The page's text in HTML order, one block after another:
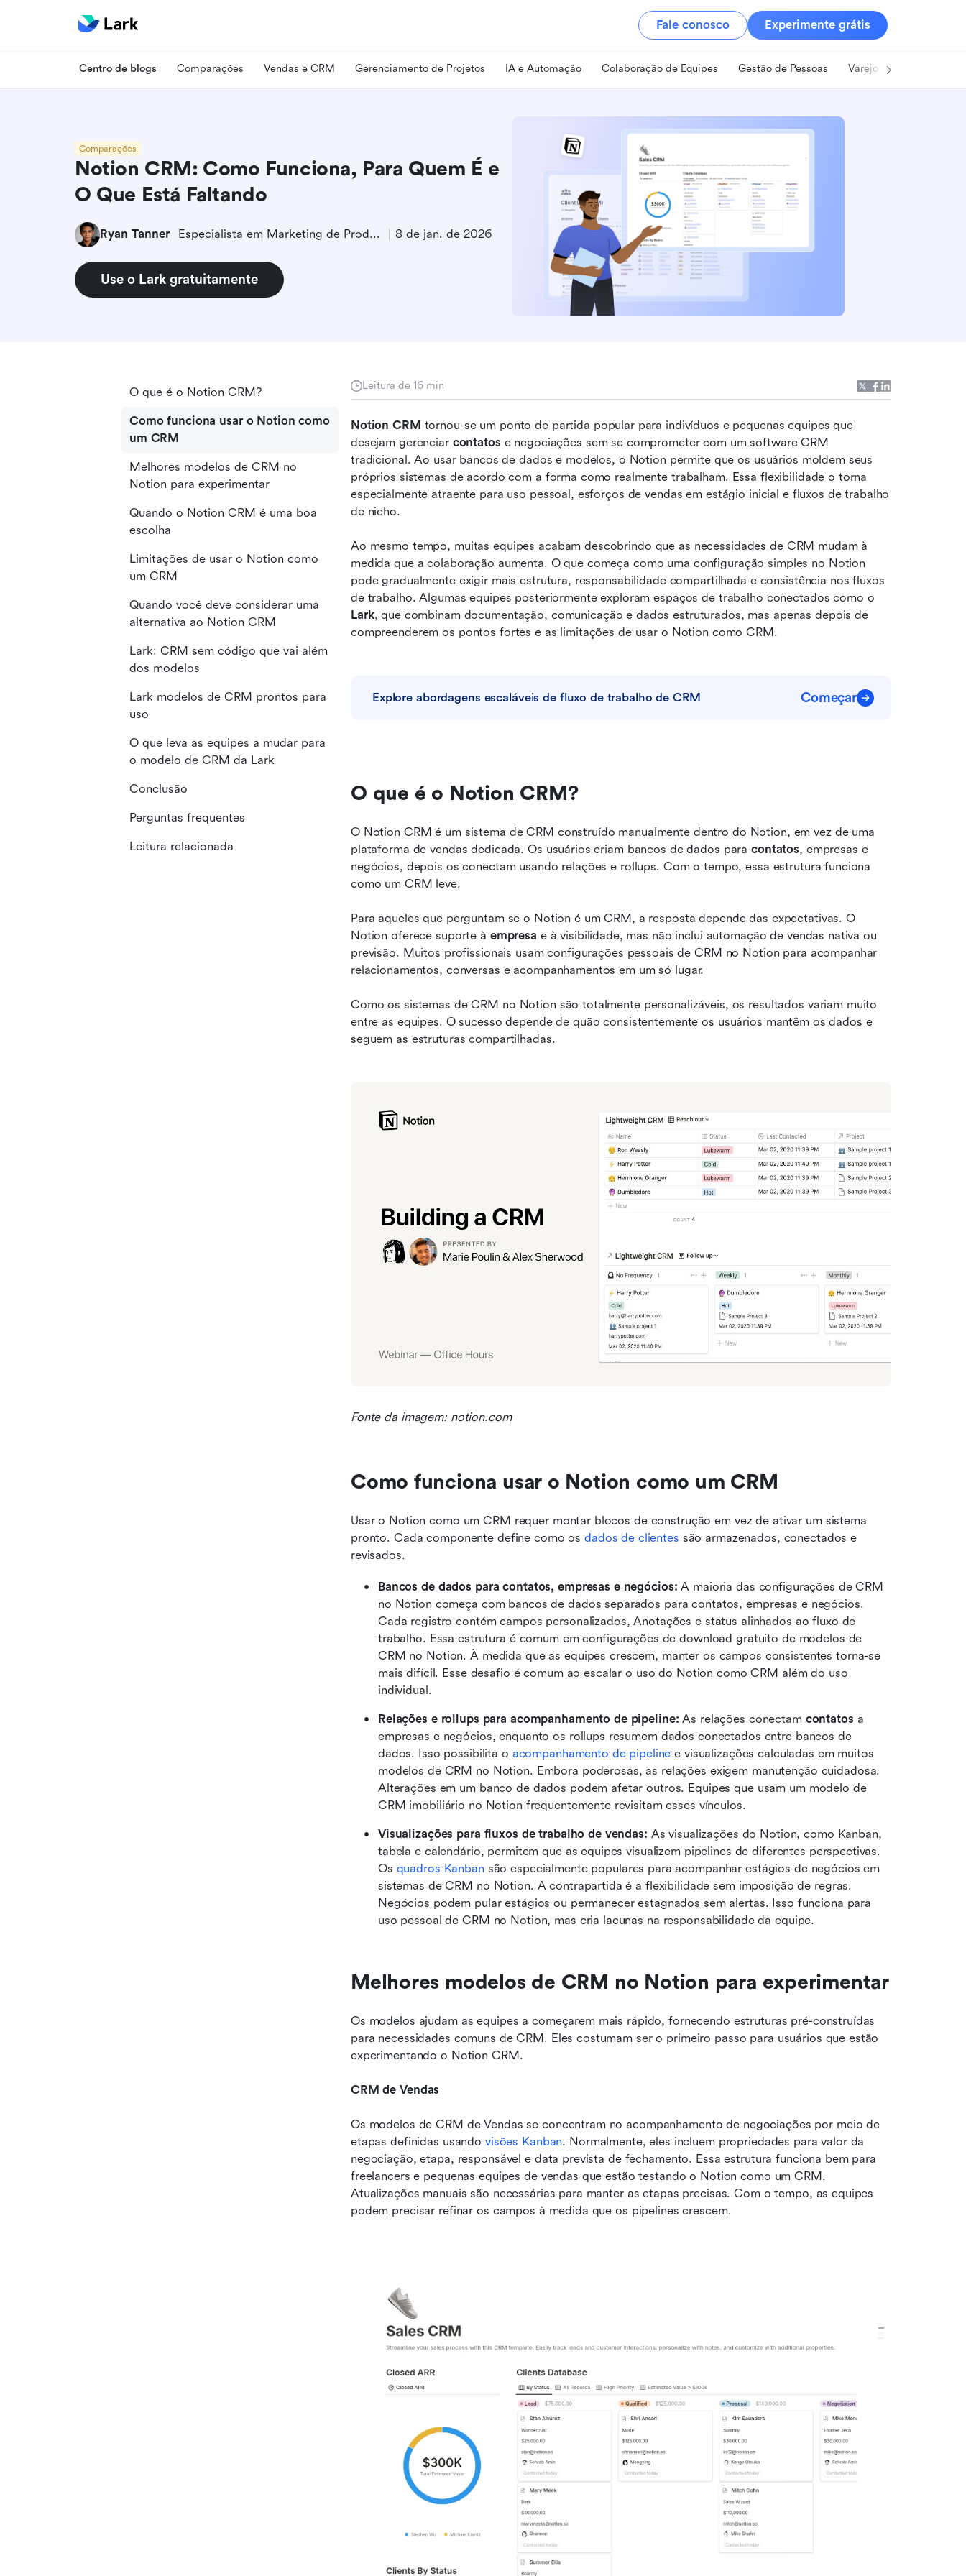
Fale conosco Experimente grátis
Centro de blogs Comparações Vendas e CRM Gerenciamento de Projetos IA e Automação Colaboração de Equipes Gestão de Pessoas Varejo
Comparações
Notion CRM: Como Funciona, Para Quem É e
O Que Está Faltando
Ryan Tanner Especialista em Marketing de Produto 8 de jan. de 2026
Use o Lark gratuitamente
Leitura de 16 min
Notion CRM tornou-se um ponto de partida popular para indivíduos e pequenas equipes que
desejam gerenciar contatos e negociações sem se comprometer com um software CRM
tradicional. Ao usar bancos de dados e modelos, o Notion permite que os usuários moldem seus
próprios sistemas de acordo com a forma como realmente trabalham. Essa flexibilidade o torna
especialmente atraente para uso pessoal, esforços de vendas em estágio inicial e fluxos de trabalho
de nicho.
Ao mesmo tempo, muitas equipes acabam descobrindo que as necessidades de CRM mudam à
medida que a colaboração aumenta. O que começa como uma configuração simples no Notion
pode gradualmente exigir mais estrutura, responsabilidade compartilhada e consistência nos fluxos
Lark, que combinam documentação, comunicação e dados estruturados, mas apenas depois de
compreenderem os pontos fortes e as limitações de usar o Notion como CRM.
Explore abordagens escaláveis de fluxo de trabalho de CRM Começar
O que é o Notion CRM?
O Notion CRM é um sistema de CRM construído manualmente dentro do Notion, em vez de uma
plataforma de vendas dedicada. Os usuários criam bancos de dados para contatos, empresas e
negócios, depois os conectam usando relações e rollups. Com o tempo, essa estrutura funciona
como um CRM leve.
Para aqueles que perguntam se o Notion é um CRM, a resposta depende das expectativas. O
Notion oferece suporte à empresa e à visibilidade, mas não inclui automação de vendas nativa ou
previsão. Muitos profissionais usam configurações pessoais de CRM no Notion para acompanhar
relacionamentos, conversas e acompanhamentos em um só lugar.
Como os sistemas de CRM no Notion são totalmente personalizáveis, os resultados variam muito
entre as equipes. O sucesso depende de quão consistentemente os usuários mantêm os dados e
seguem as estruturas compartilhadas.
Fonte da imagem: notion.com
Como funciona usar o Notion como um CRM
Usar o Notion como um CRM requer montar blocos de construção em vez de ativar um sistema
pronto. Cada componente define como os dados de clientes são armazenados, conectados e
revisados.
Bancos de dados para contatos, empresas e negócios: A maioria das configurações de CRM
no Notion começa com bancos de dados separados para contatos, empresas e negócios.
Cada registro contém campos personalizados, Anotações e status alinhados ao fluxo de
trabalho. Essa estrutura é comum em configurações de download gratuito de modelos de
CRM no Notion. À medida que as equipes crescem, manter os campos consistentes torna-se
mais difícil. Esse desafio é comum ao escalar o uso do Notion como CRM além do uso
individual.
Relações e rollups para acompanhamento de pipeline: As relações conectam contatos a
empresas e negócios, enquanto os rollups resumem dados conectados entre bancos de
dados. Isso possibilita o acompanhamento de pipeline e visualizações calculadas em muitos
modelos de CRM no Notion. Embora poderosas, as relações exigem manutenção cuidadosa.
Alterações em um banco de dados podem afetar outros. Equipes que usam um modelo de
CRM imobiliário no Notion frequentemente revisitam esses vínculos.
Visualizações para fluxos de trabalho de vendas: As visualizações do Notion, como Kanban,
tabela e calendário, permitem que as equipes visualizem pipelines de diferentes perspectivas.
Os quadros Kanban são especialmente populares para acompanhar estágios de negócios em
sistemas de CRM no Notion. A contrapartida é a flexibilidade sem imposição de regras.
Negócios podem pular estágios ou permanecer estagnados sem alertas. Isso funciona para
uso pessoal de CRM no Notion, mas cria lacunas na responsabilidade da equipe.
Melhores modelos de CRM no Notion para experimentar
Os modelos ajudam as equipes a começarem mais rápido, fornecendo estruturas pré-construídas
para necessidades comuns de CRM. Eles costumam ser o primeiro passo para usuários que estão
experimentando o Notion CRM.
CRM de Vendas
Os modelos de CRM de Vendas se concentram no acompanhamento de negociações por meio de
etapas definidas usando visões Kanban. Normalmente, eles incluem propriedades para valor da
negociação, etapa, responsável e data prevista de fechamento. Essa estrutura funciona bem para
freelancers e pequenas equipes de vendas que estão testando o Notion como um CRM.
Atualizações manuais são necessárias para manter as etapas precisas. Com o tempo, as equipes
podem precisar refinar os campos à medida que os pipelines crescem.
O que é o Notion CRM?
Como funciona usar o Notion como
um CRM
Melhores modelos de CRM no
Notion para experimentar
Quando o Notion CRM é uma boa
escolha
Limitações de usar o Notion como
um CRM
Quando você deve considerar uma
alternativa ao Notion CRM
Lark: CRM sem código que vai além
dos modelos
Lark modelos de CRM prontos para
uso
O que leva as equipes a mudar para
o modelo de CRM da Lark
Conclusão
Perguntas frequentes
Leitura relacionada